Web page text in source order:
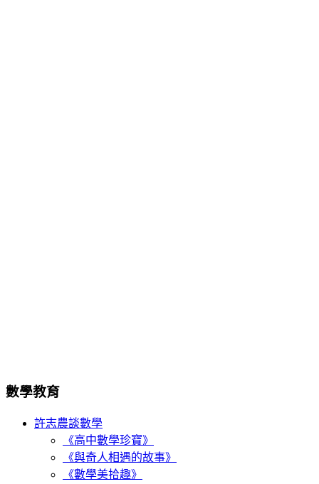
數學教育
許志農談數學
《高中數學珍寶》
《與奇人相遇的故事》
《數學美拾趣》